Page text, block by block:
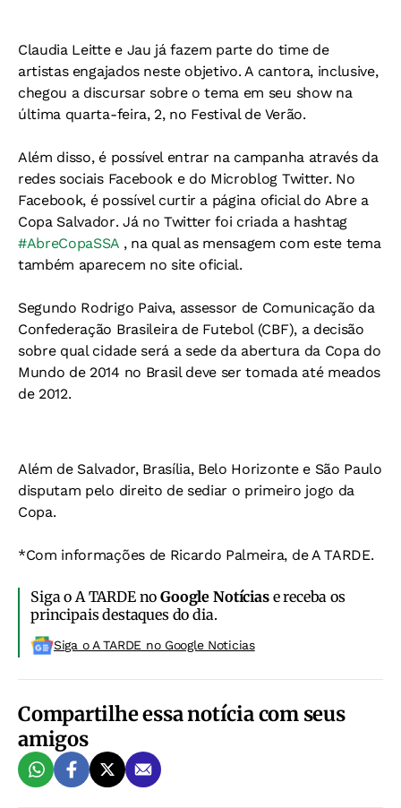
Claudia Leitte e Jau já fazem parte do time de
artistas engajados neste objetivo. A cantora, inclusive,
chegou a discursar sobre o tema em seu show na
última quarta-feira, 2, no Festival de Verão.
Além disso, é possível entrar na campanha através da
redes sociais Facebook e do Microblog Twitter. No
Facebook, é possível curtir a página oficial do Abre a
Copa Salvador. Já no Twitter foi criada a hashtag
#AbreCopaSSA , na qual as mensagem com este tema
também aparecem no site oficial.
Segundo Rodrigo Paiva, assessor de Comunicação da
Confederação Brasileira de Futebol (CBF), a decisão
sobre qual cidade será a sede da abertura da Copa do
Mundo de 2014 no Brasil deve ser tomada até meados
de 2012.
Além de Salvador, Brasília, Belo Horizonte e São Paulo
disputam pelo direito de sediar o primeiro jogo da
Copa.
*Com informações de Ricardo Palmeira, de A TARDE.
Siga o A TARDE noGoogle Notíciase receba os
principais destaques do dia.
Siga o A TARDE no Google Noticias
Compartilhe essa notícia com seus
amigos